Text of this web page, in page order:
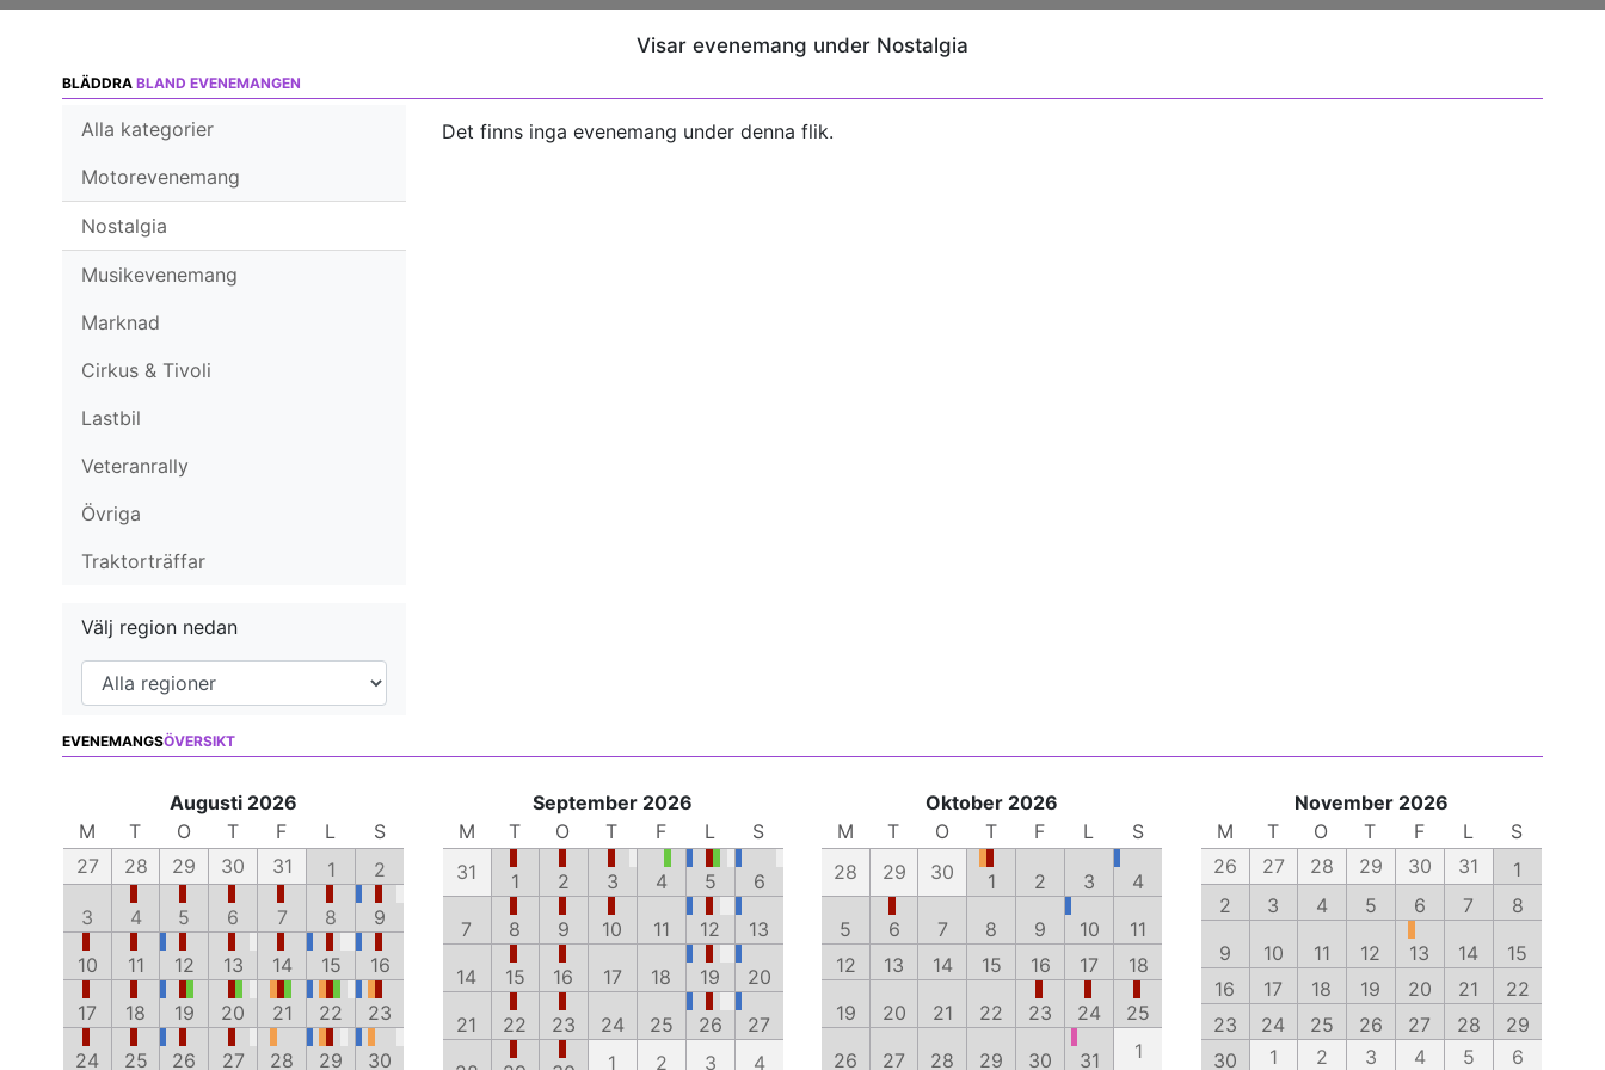
Visar evenemang under Nostalgia
BLÄDDRA BLAND EVENEMANGEN
Alla kategorier
Motorevenemang
Nostalgia
Musikevenemang
Marknad
Cirkus & Tivoli
Lastbil
Veteranrally
Övriga
Traktorträffar
Välj region nedan
Det finns inga evenemang under denna flik.
EVENEMANGSÖVERSIKT
Augusti 2026
M
T O T F L
S
27
28 29 30 31 1
2
3
4 5 6 7 8
9
10
11 12 13 14 15
16
17
18 19 20 21 22
23
24
25 26 27 28 29 30
September 2026
M
T O T F L
S
31
1 2 3 4 5
6
7
8 9 10 11 12
13
14
15 16 17 18 19
20
21
22 23 24 25 26
27
1 2 3 4
Oktober 2026
M
T O T F L
S
28
29 30 1 2 3
4
5
6 7 8 9 10
11
12
13 14 15 16 17
18
19
20 21 22 23 24
25
26
27 28 29 30 31 1
November 2026
M
T O T F L
S
26
27 28 29 30 31
1
2
3 4 5 6 7
8
9
10 11 12 13 14
15
16
17 18 19 20 21
22
23
24 25 26 27 28
29
30
1 2 3 4 5 6